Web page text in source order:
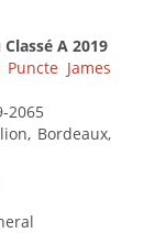
A 2019
James
2065
Bordeaux,